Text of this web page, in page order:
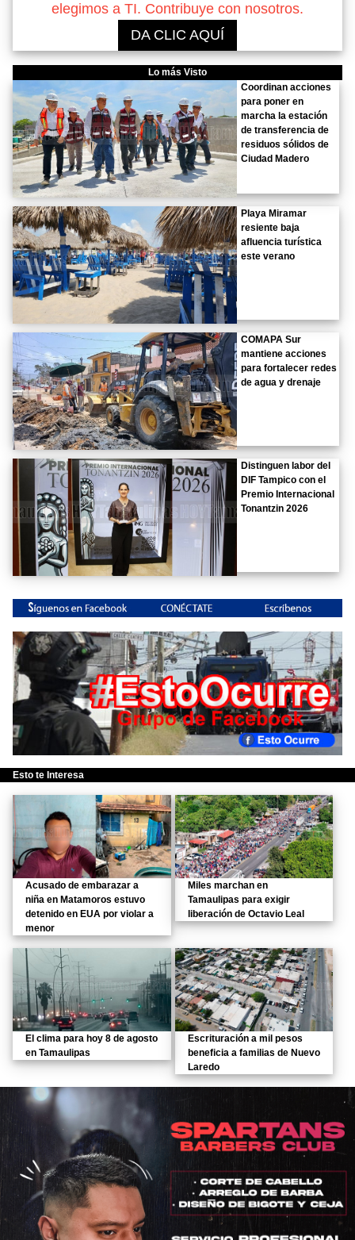
elegimos a TI. Contribuye con nosotros.
DA CLIC AQUÍ
Lo más Visto
Coordinan acciones
para poner en
marcha la estación
de transferencia de
residuos sólidos de
Ciudad Madero
Playa Miramar
resiente baja
afluencia turística
este verano
COMAPA Sur
mantiene acciones
para fortalecer redes
de agua y drenaje
Distinguen labor del
DIF Tampico con el
Premio Internacional
Tonantzin 2026
Esto te Interesa
Acusado de embarazar a
niña en Matamoros estuvo
detenido en EUA por violar a
menor
Miles marchan en
Tamaulipas para exigir
liberación de Octavio Leal
El clima para hoy 8 de agosto
en Tamaulipas
Escrituración a mil pesos
beneficia a familias de Nuevo
Laredo